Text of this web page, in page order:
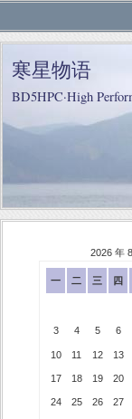
寒星物语
BD5HPC·High
2026 年
一 二 三 四
3 4 5 6
10 11 12 13
17 18 19 20
24 25 26 27